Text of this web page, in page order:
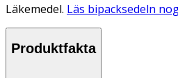
Läkemedel. Läs bipacksedeln
Produktfakta